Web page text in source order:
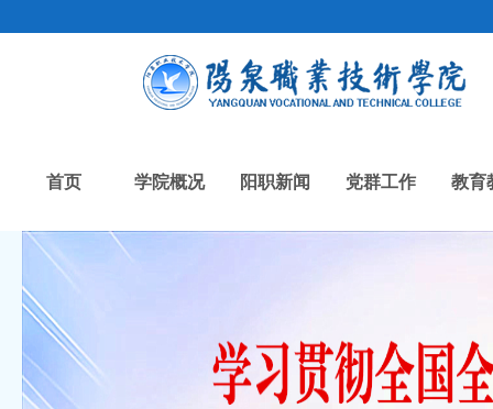
首页 学院概况 阳职新闻 党群工作 教育